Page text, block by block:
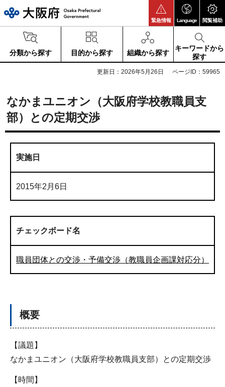
緊急情報 Language 閲覧補助
分類から探す 目的から探す 組織から探す
キーワードから
探す
更新日：2026年5月26日 ページID：59965
なかまユニオン（大阪府学校教職員支
部）との定期交渉
実施日
2015年2月6日
チェックボード名
職員団体との交渉・予備交渉（教職員企画課対応分）
概要
【議題】
なかまユニオン（大阪府学校教職員支部）との定期交渉
【時間】